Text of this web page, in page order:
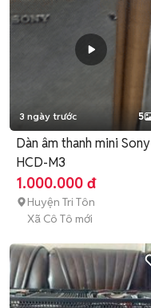
3 ngày trước 5
Dàn âm thanh mini Sony
HCD-M3
1.000.000 đ
Huyện Tri Tôn
Xã Cô Tô mới